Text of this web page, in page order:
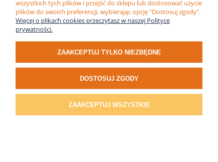
wszystkich tych plików i przejść do sklepu lub dostosować użycie
plików do swoich preferencji, wybierając opcję "Dostosuj zgody".
Więcej o plikach cookies przeczytasz w naszej Polityce
prywatności.
ZAAKCEPTUJ TYLKO NIEZBĘDNE
DOSTOSUJ ZGODY
ZAAKCEPTUJ WSZYSTKIE